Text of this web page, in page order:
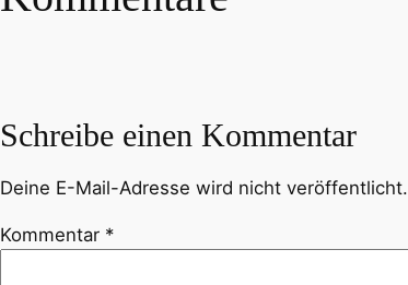
Schreibe einen Kommentar
Deine E-Mail-Adresse wird nicht veröffentlicht.
Kommentar *